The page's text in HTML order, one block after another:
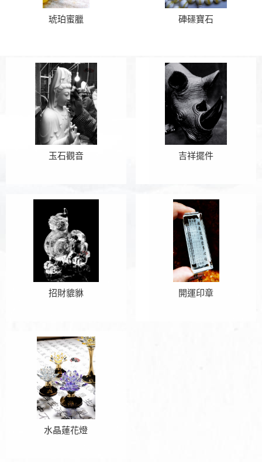
琥珀蜜臘 硨磲寶石
玉石觀音 吉祥擺件
招財貔貅 開運印章
水晶蓮花燈